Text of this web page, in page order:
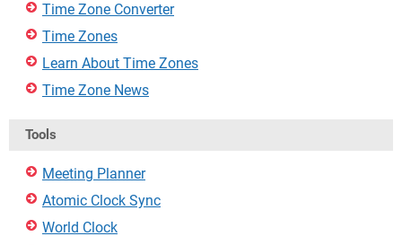
Time Zone Converter
Time Zones
Learn About Time Zones
Time Zone News
Tools
Meeting Planner
Atomic Clock Sync
World Clock